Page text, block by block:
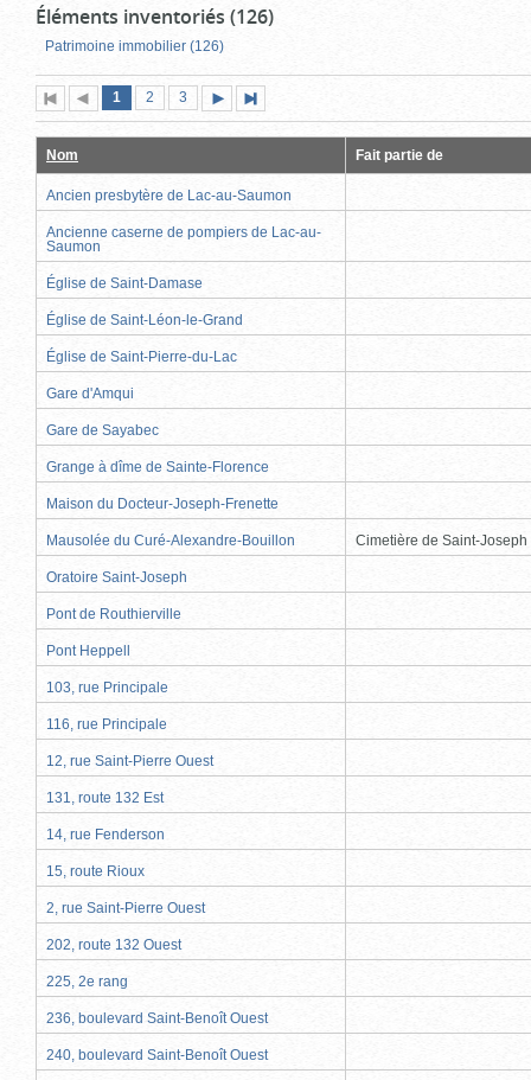
Éléments inventoriés (126)
Patrimoine immobilier (126)
Première
page
Page
précédente
Page
1 (page
actuelle)
Page
2 Page
3
suivante
page
Nom Fait partie de
Ancien presbytère de Lac-au-Saumon
Ancienne caserne de pompiers de Lac-au-
Saumon
Église de Saint-Damase
Église de Saint-Léon-le-Grand
Église de Saint-Pierre-du-Lac
Gare d'Amqui
Gare de Sayabec
Grange à dîme de Sainte-Florence
Maison du Docteur-Joseph-Frenette
Mausolée du Curé-Alexandre-Bouillon Cimetière de Saint-Joseph
Oratoire Saint-Joseph
Pont de Routhierville
Pont Heppell
103, rue Principale
116, rue Principale
12, rue Saint-Pierre Ouest
131, route 132 Est
14, rue Fenderson
15, route Rioux
2, rue Saint-Pierre Ouest
202, route 132 Ouest
225, 2e rang
236, boulevard Saint-Benoît Ouest
240, boulevard Saint-Benoît Ouest